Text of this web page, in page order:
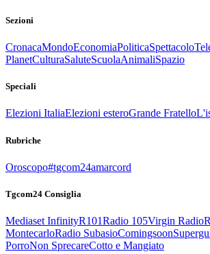
Sezioni
CronacaMondoEconomiaPoliticaSpettacolo
PlanetCulturaSaluteScuolaAnimaliSpazio
Speciali
Elezioni ItaliaElezioni esteroGrande Fratello
Rubriche
Oroscopo#tgcom24amarcord
Tgcom24 Consiglia
Mediaset InfinityR101Radio 105Virgin Radio
MontecarloRadio SubasioComingsoon
PorroNon SprecareCotto e Mangiato